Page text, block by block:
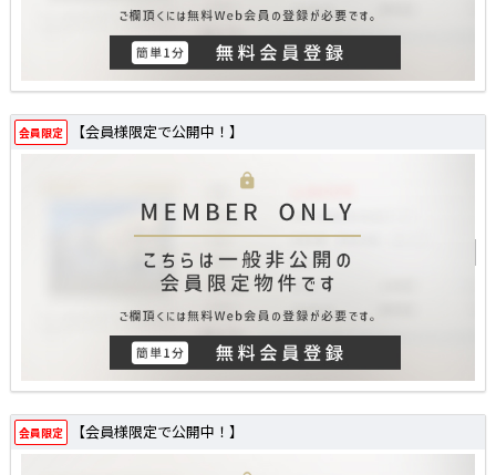
会員限定 【会員様限定で公開中！】
会員限定 【会員様限定で公開中！】